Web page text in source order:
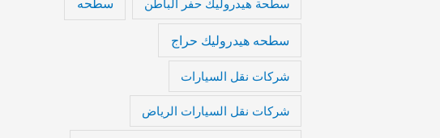
سطحة هيدروليك حفر الباطن سطحه
سطحه هيدروليك حراج
شركات نقل السيارات
شركات نقل السيارات الرياض